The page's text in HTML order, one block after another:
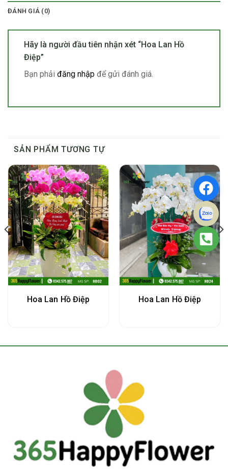
ĐÁNH GIÁ (0)
Hãy là người đầu tiên nhận xét “Hoa Lan Hồ
Điệp”
Bạn phải đăng nhập để gửi đánh giá.
SẢN PHẨM TƯƠNG TỰ
Hoa Lan Hồ Điệp Hoa Lan Hồ Điệp